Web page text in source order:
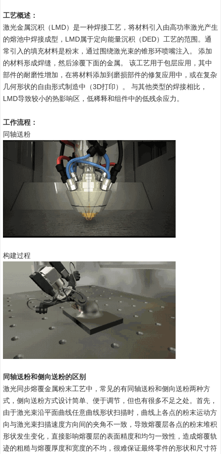
工艺概述：
激光金属沉积（LMD）是一种焊接工艺，将材料引入由高功率激光产生
的熔池中焊接成型，LMD属于定向能量沉积（DED）工艺的范围。通
常引入的填充材料是粉末，通过围绕激光束的锥形环喷嘴注入。 添加
的材料形成焊缝，然后涂覆下面的金属。 该工艺用于包层应用，其中
部件的耐磨性增加，在将材料添加到磨损部件的修复应用中，或在复杂
几何形状的自由形式制造中（3D打印）。 与其他类型的焊接相比，
LMD导致较小的热影响区，低稀释和组件中的低残余应力。
工作流程：
同轴送粉
构建过程
同轴送粉和侧向送粉的区别
激光同步熔覆金属粉末工艺中，常见的有同轴送粉和侧向送粉两种方
式，侧向送粉方式设计简单、便于调节，但也有很多不足之处。首先，
由于激光束沿平面曲线任意曲线形状扫描时，曲线上各点的粉末运动方
向与激光束扫描速度方向间的夹角不一致，导致熔覆层各点的粉末堆积
形状发生变化，直接影响熔覆层的表面精度和均匀一致性，造成熔覆轨
迹的粗糙与熔覆厚度和宽度的不均，很难保证最终零件的形状和尺寸符